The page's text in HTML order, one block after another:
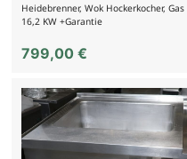
Heidebrenner, Wok Hockerkocher, Gas
16,2 KW +Garantie
799,00 €